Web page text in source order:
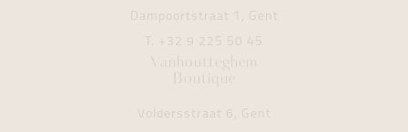
Dampoortstraat 1, Gent
T. +32 9 225 50 45
Vanhoutteghem
Boutique
Voldersstraat 6, Gent